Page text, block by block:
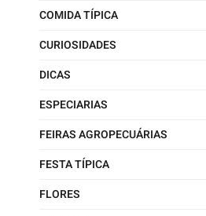
COMIDA TÍPICA
CURIOSIDADES
DICAS
ESPECIARIAS
FEIRAS AGROPECUÁRIAS
FESTA TÍPICA
FLORES